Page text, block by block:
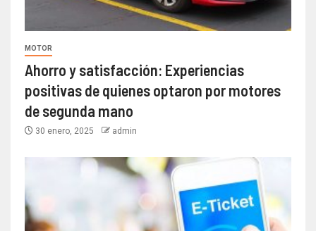
MOTOR
Ahorro y satisfacción: Experiencias
positivas de quienes optaron por motores
de segunda mano
30 enero, 2025 admin